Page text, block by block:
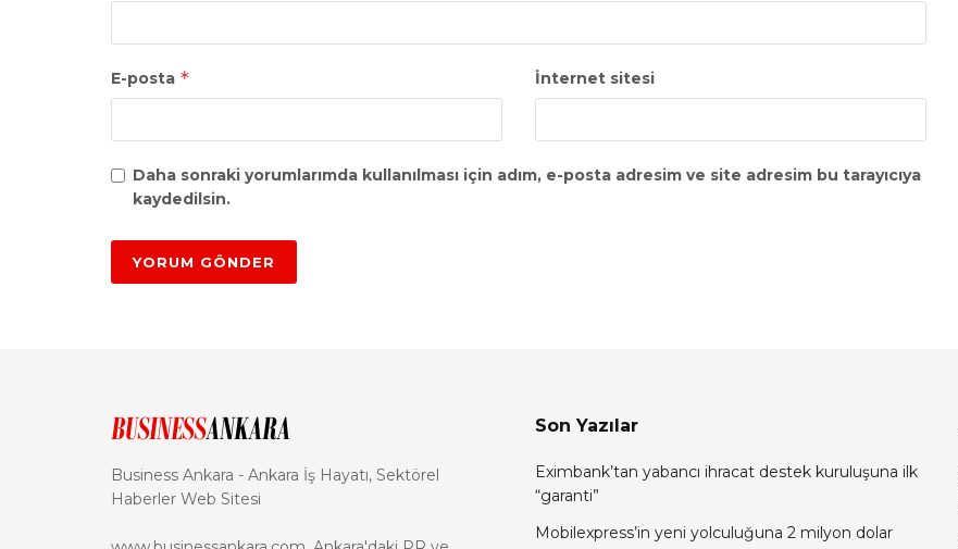
E-posta * İnternet sitesi
Daha sonraki yorumlarımda kullanılması için adım, e-posta adresim ve site adresim bu tarayıcıya
kaydedilsin.
Business Ankara - Ankara İş Hayatı, Sektörel
Haberler Web Sitesi
Son Yazılar
Eximbank’tan yabancı ihracat destek kuruluşuna ilk
“garanti”
Mobilexpress’in yeni yolculuğuna 2 milyon dolar